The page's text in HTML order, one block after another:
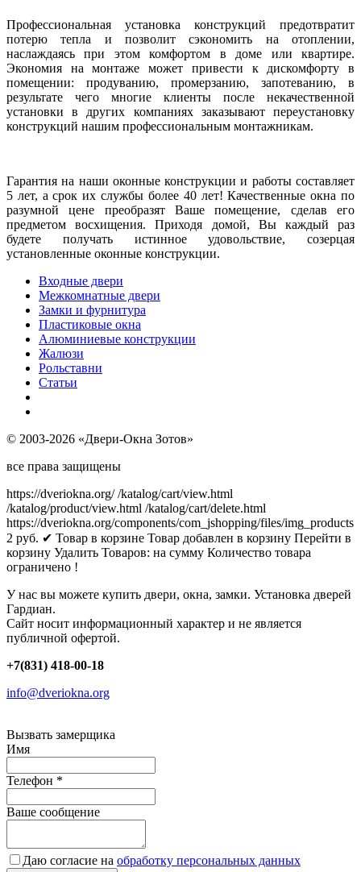
Профессиональная установка конструкций предотвратит
потерю тепла и позволит сэкономить на отоплении,
наслаждаясь при этом комфортом в доме или квартире.
Экономия на монтаже может привести к дискомфорту в
помещении: продуванию, промерзанию, запотеванию, в
результате чего многие клиенты после некачественной
установки в других компаниях заказывают переустановку
конструкций нашим профессиональным монтажникам.
Гарантия на наши оконные конструкции и работы составляет
5 лет, а срок их службы более 40 лет! Качественные окна по
разумной цене преобразят Ваше помещение, сделав его
предметом восхищения. Приходя домой, Вы каждый раз
будете получать истинное удовольствие, созерцая
установленные оконные конструкции.
Входные двери
Межкомнатные двери
Замки и фурнитура
Пластиковые окна
Алюминиевые конструкции
Жалюзи
Рольставни
Статьи
© 2003-2026 «Двери-Окна Зотов»
все права защищены
https://dveriokna.org/ /katalog/cart/view.html
/katalog/product/view.html /katalog/cart/delete.html
https://dveriokna.org/components/com_jshopping/files/img_products
2 руб. ✔ Товар в корзине Товар добавлен в корзину Перейти в
корзину Удалить Товаров: на сумму Количество товара
ограничено !
У нас вы можете купить двери, окна, замки. Установка дверей
Гардиан.
Сайт носит информационный характер и не является
публичной офертой.
+7(831) 418-00-18
info@dveriokna.org
Вызвать замерщика
Имя
Телефон *
Ваше сообщение
Даю согласие на обработку персональных данных